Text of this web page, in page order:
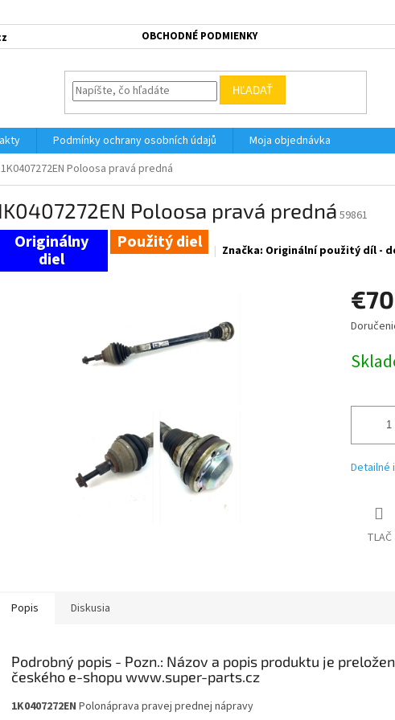
OBCHODNÉ PODMIENKY
HĽADAŤ
Podmínky ochrany osobních údajů
Moja objednávka
1K0407272EN Poloosa pravá predná
Poloosa pravá predná59861
Použitý diel Značka: Originální použitý díl -
Detailné
TLAČ
Popis Diskusia
Podrobný popis
1K0407272EN Polonáprava pravej prednej nápravy